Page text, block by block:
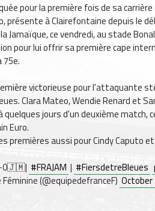
pour la première fois de sa
présente à Clairefontaine depuis le
Jamaïque, ce vendredi, au stade
pour lui offrir sa première cape
75e.
victorieuse pour l'attaquante
Clara Mateo, Wendie Renard et
quelques jours d'un deuxième match,
Euro.
premières aussi pour Cindy Caputo
#FRAJAM | #FiersdetreBleues
(@equipedefranceF) October